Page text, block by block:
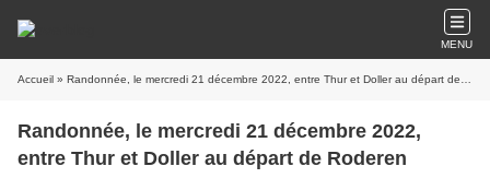
MENU
Accueil » Randonnée, le mercredi 21 décembre 2022, entre Thur et Doller au départ de Roderen
Randonnée, le mercredi 21 décembre 2022,
entre Thur et Doller au départ de Roderen